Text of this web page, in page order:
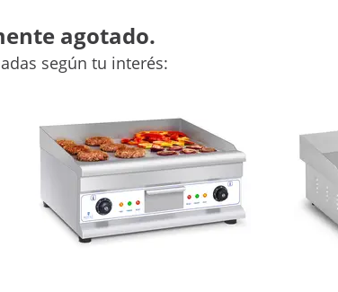
Plateado
agotado.
según tu interés: